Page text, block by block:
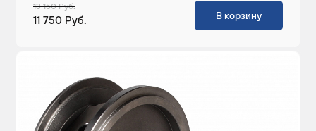
13 150 Руб.
11 750 Руб. В корзину